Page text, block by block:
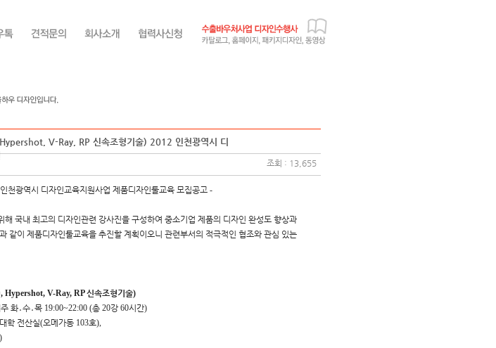
V-Ray, RP 신속조형기술) 2012 인천광역시 디
조회 : 13,655
천광역시 디자인교육지원사업 제품디자인툴교육 모집공고 -
해 국내 최고의 디자인관련 강사진을 구성하여 중소기업 제품의 디자인 완성도 향상과
같이 제품디자인툴교육을 추진할 계획이오니 관련부서의 적극적인 협조와 관심 있는
Hypershot, V-Ray, RP신속조형기술)
화․수․목 19:00~22:00 (총 20강 60시간)
학 전산실(오메가동 103호),